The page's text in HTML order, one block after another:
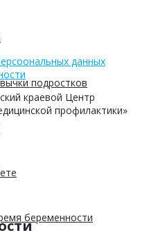
подростков
беременности
данных
краевой Центр
профилактики»